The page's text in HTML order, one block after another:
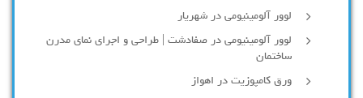
لوور آلومينيومي در شهريار
لوور آلومینیومی در صفادشت | طراحی و اجرای نمای مدرن
ساختمان
ورق کامپوزیت در اهواز